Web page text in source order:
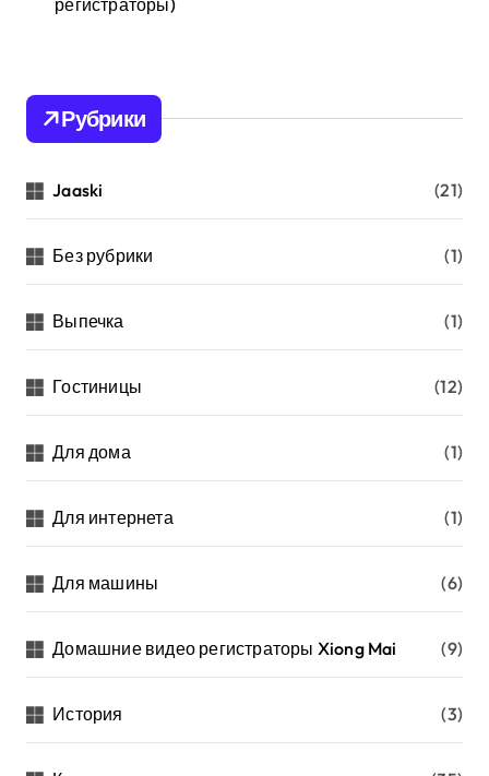
Рубрики
Jaaski (21)
Без рубрики (1)
Выпечка (1)
Гостиницы (12)
Для дома (1)
Для интернета (1)
Для машины (6)
Домашние видео регистраторы Xiong Mai (9)
История (3)